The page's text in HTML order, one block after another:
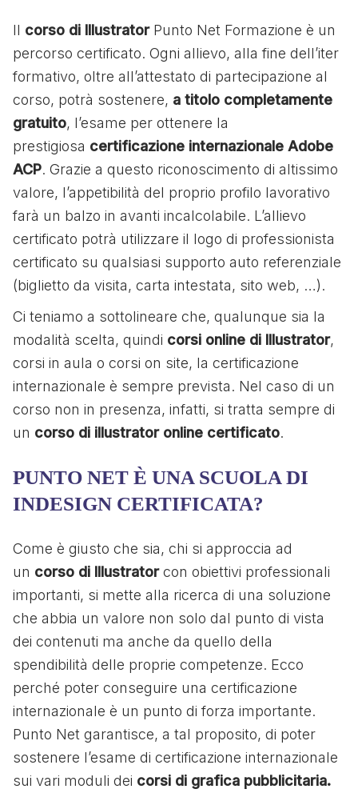
Il corso di IllustratorPunto Net Formazione è un
percorso certificato. Ogni allievo, alla fine dell’iter
formativo, oltre all’attestato di partecipazione al
corso, potrà sostenere, a titolo completamente
gratuito, l’esame per ottenere la
prestigiosa certificazione internazionale Adobe
ACP. Grazie a questo riconoscimento di altissimo
valore, l’appetibilità del proprio profilo lavorativo
farà un balzo in avanti incalcolabile. L’allievo
certificato potrà utilizzare il logo di professionista
certificato su qualsiasi supporto auto referenziale
(biglietto da visita, carta intestata, sito web, …).
Ci teniamo a sottolineare che, qualunque sia la
modalità scelta, quindi corsi online di Illustrator,
corsi in aula o corsi on site, la certificazione
internazionale è sempre prevista. Nel caso di un
corso non in presenza, infatti, si tratta sempre di
un corso di illustrator online certificato.
PUNTO NET È UNA SCUOLA DI
INDESIGN CERTIFICATA?
Come è giusto che sia, chi si approccia ad
un corso di Illustratorcon obiettivi professionali
importanti, si mette alla ricerca di una soluzione
che abbia un valore non solo dal punto di vista
dei contenuti ma anche da quello della
spendibilità delle proprie competenze. Ecco
perché poter conseguire una certificazione
internazionale è un punto di forza importante.
Punto Net garantisce, a tal proposito, di poter
sostenere l’esame di certificazione internazionale
sui vari moduli dei corsi di grafica pubblicitaria.